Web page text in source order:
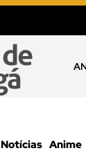
Notícias Anime